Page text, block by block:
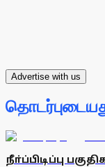
Advertise with us
நீா்ப்பிடிப்பு